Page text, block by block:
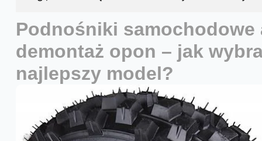
Podnośniki samochodowe
demontaż opon – jak
najlepszy model?